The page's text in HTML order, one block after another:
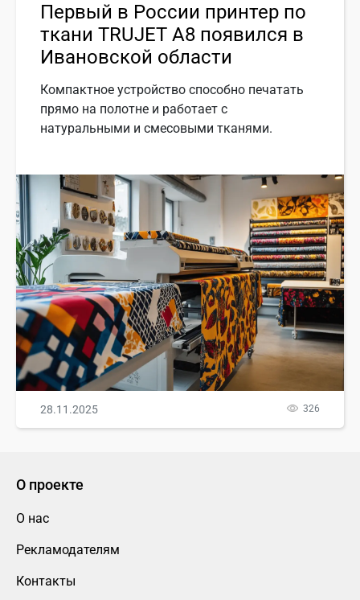
Первый в России принтер по
ткани TRUJET A8 появился в
Ивановской области
Компактное устройство способно печатать
прямо на полотне и работает с
натуральными и смесовыми тканями.
28.11.2025 326
О проекте
О нас
Рекламодателям
Контакты